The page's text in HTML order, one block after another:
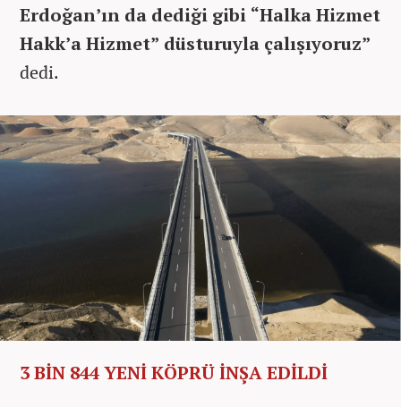
Erdoğan’ın da dediği gibi “Halka Hizmet
Hakk’a Hizmet” düsturuyla çalışıyoruz”
dedi.
3 BİN 844 YENİ KÖPRÜ İNŞA EDİLDİ